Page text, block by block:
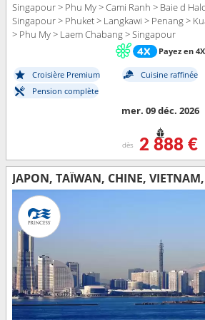
Singapour > Phu My > Cami Ranh > Baie d
Singapour > Phuket > Langkawi > Penang >
> Phu My > Laem Chabang > Singapour
Payez en 4X
Croisière Premium Cuisine raffinée
Pension complète
mer. 09 déc. 2026
dès 2 888 €